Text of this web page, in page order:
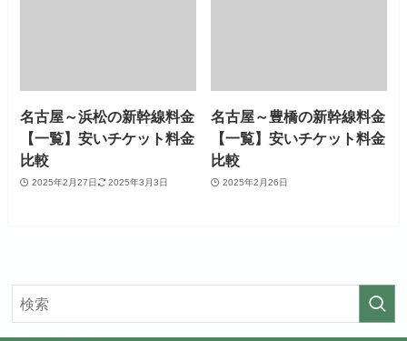
名古屋～浜松の新幹線料金
【一覧】安いチケット料金
比較
2025年2月27日 2025年3月3日
名古屋～豊橋の新幹線料金
【一覧】安いチケット料金
比較
2025年2月26日